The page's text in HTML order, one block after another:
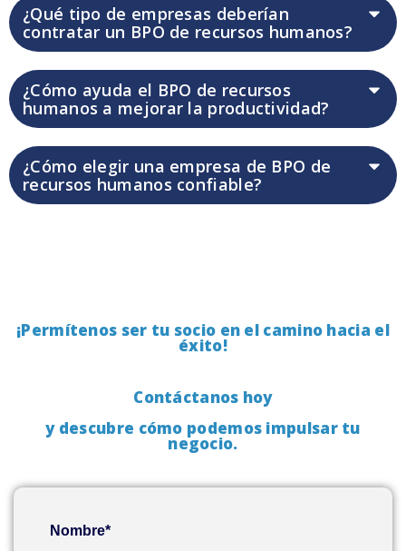
¿Qué tipo de empresas deberían
contratar un BPO de recursos humanos?
¿Cómo ayuda el BPO de recursos
humanos a mejorar la productividad?
¿Cómo elegir una empresa de BPO de
recursos humanos confiable?
¡Permítenos ser tu socio en el camino hacia el
éxito!
Contáctanos hoy
y descubre cómo podemos impulsar tu
negocio.
Nombre*